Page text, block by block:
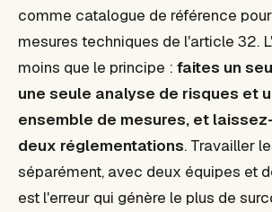
comme catalogue de référence
mesures techniques de l'article 32.
moins que le principe : faites un
une seule analyse de risques et
ensemble de mesures, et
deux réglementations. Travailler
séparément, avec deux équipes et
est l'erreur qui génère le plus de